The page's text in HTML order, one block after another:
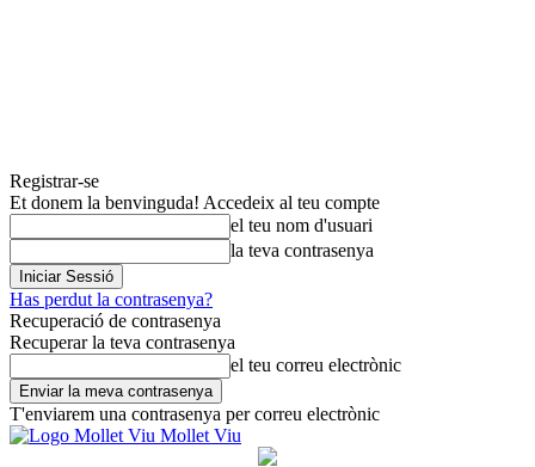
Registrar-se
Et donem la benvinguda! Accedeix al teu compte
el teu nom d'usuari
la teva contrasenya
Has perdut la contrasenya?
Recuperació de contrasenya
Recuperar la teva contrasenya
el teu correu electrònic
T'enviarem una contrasenya per correu electrònic
Mollet Viu